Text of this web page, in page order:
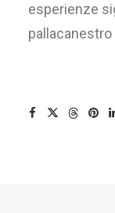
esperienze
pallacanestro